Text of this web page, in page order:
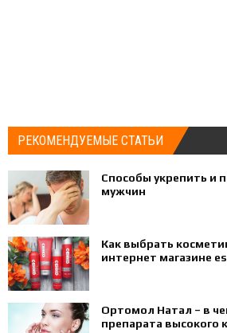
РЕКОМЕНДУЕМЫЕ СТАТЬИ
Способы укрепить и
мужчин
Как выбрать
интернет магазине
Ортомол Натал – в
препарата высокого